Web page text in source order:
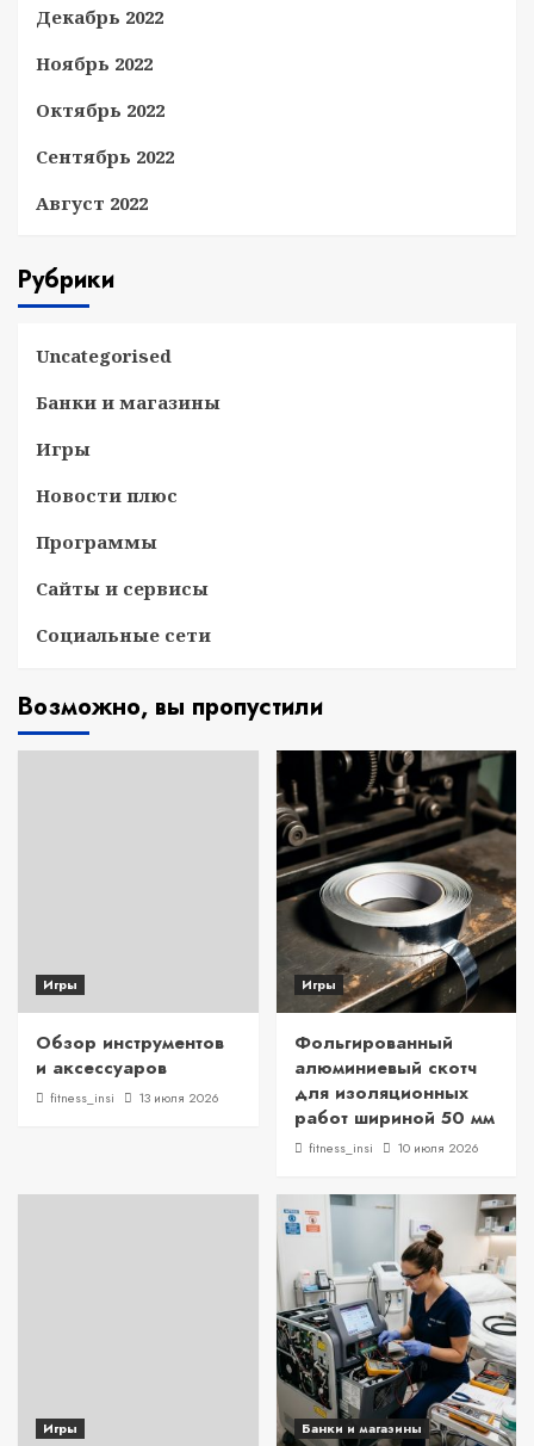
Декабрь 2022
Ноябрь 2022
Октябрь 2022
Сентябрь 2022
Август 2022
Рубрики
Uncategorised
Банки и магазины
Игры
Новости плюс
Программы
Сайты и сервисы
Социальные сети
Возможно, вы пропустили
Игры
Обзор инструментов
и аксессуаров
fitness_insi 13 июля 2026
Игры
Фольгированный
алюминиевый скотч
для изоляционных
работ шириной 50 мм
fitness_insi 10 июля 2026
Игры Банки и магазины